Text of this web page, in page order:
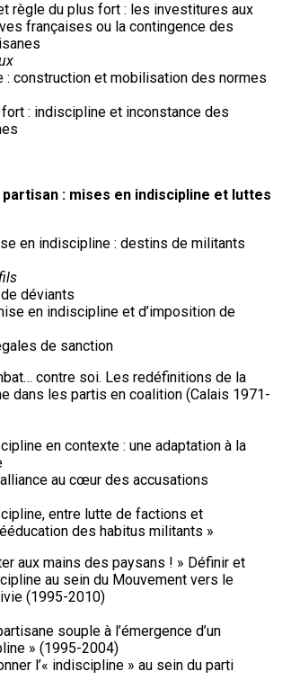
règle du plus fort : les investitures aux
françaises ou la contingence des
: construction et mobilisation des normes
: indiscipline et inconstance des
partisan : mises en indiscipline et luttes
en indiscipline : destins de militants
déviants
en indiscipline et d’imposition de
de sanction
contre soi. Les redéfinitions de la
dans les partis en coalition (Calais 1971-
en contexte : une adaptation à la
au cœur des accusations
entre lutte de factions et
des habitus militants »
aux mains des paysans ! » Définir et
au sein du Mouvement vers le
(1995-2010)
souple à l’émergence d’un
» (1995-2004)
l’« indiscipline » au sein du parti